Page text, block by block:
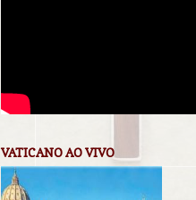
VATICANO AO VIVO